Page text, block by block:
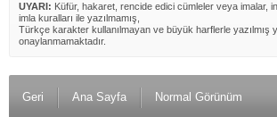
UYARI: Küfür, hakaret, rencide edici cümleler veya imalar,
imla kuralları ile yazılmamış,
Türkçe karakter kullanılmayan ve büyük harflerle yazılmış
onaylanmamaktadır.
Geri Ana Sayfa Normal Görünüm